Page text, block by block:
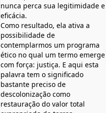
nunca perca sua legitimidade e
eficácia.
Como resultado, ela ativa a
possibilidade de
contemplarmos um programa
ético no qual um termo emerge
com força: justiça. E aqui esta
palavra tem o significado
bastante preciso de
descolonização como
restauração do valor total